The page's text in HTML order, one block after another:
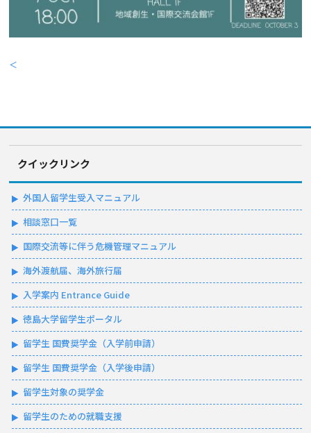
＜
クイックリンク
外国人留学生受入マニュアル
相談窓口一覧
国際交流等に伴う危機管理マニュアル
海外渡航届、海外旅行届
入学案内 Entrance Guide
徳島大学留学生ポータル
留学生 国費奨学金（入学前申請）
留学生 国費奨学金（入学後申請）
留学生対象の奨学金
留学生のための就職支援